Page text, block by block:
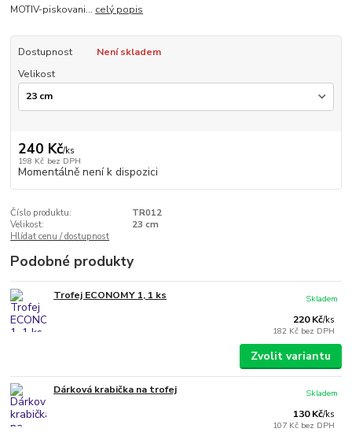
MOTIV-piskovani... celý popis
Dostupnost
Není skladem
Velikost
240 Kč/ks
198 Kč bez DPH
Momentálně není k dispozici
Číslo produktu:
TR012
Velikost:
23 cm
Hlídat cenu / dostupnost
Podobné produkty
Trofej ECONOMY 1, 1 ks
220 Kč/ks
182 Kč bez DPH
Skladem
Zvolit variantu
Dárková krabička na trofej
130 Kč/ks
107 Kč bez DPH
Skladem